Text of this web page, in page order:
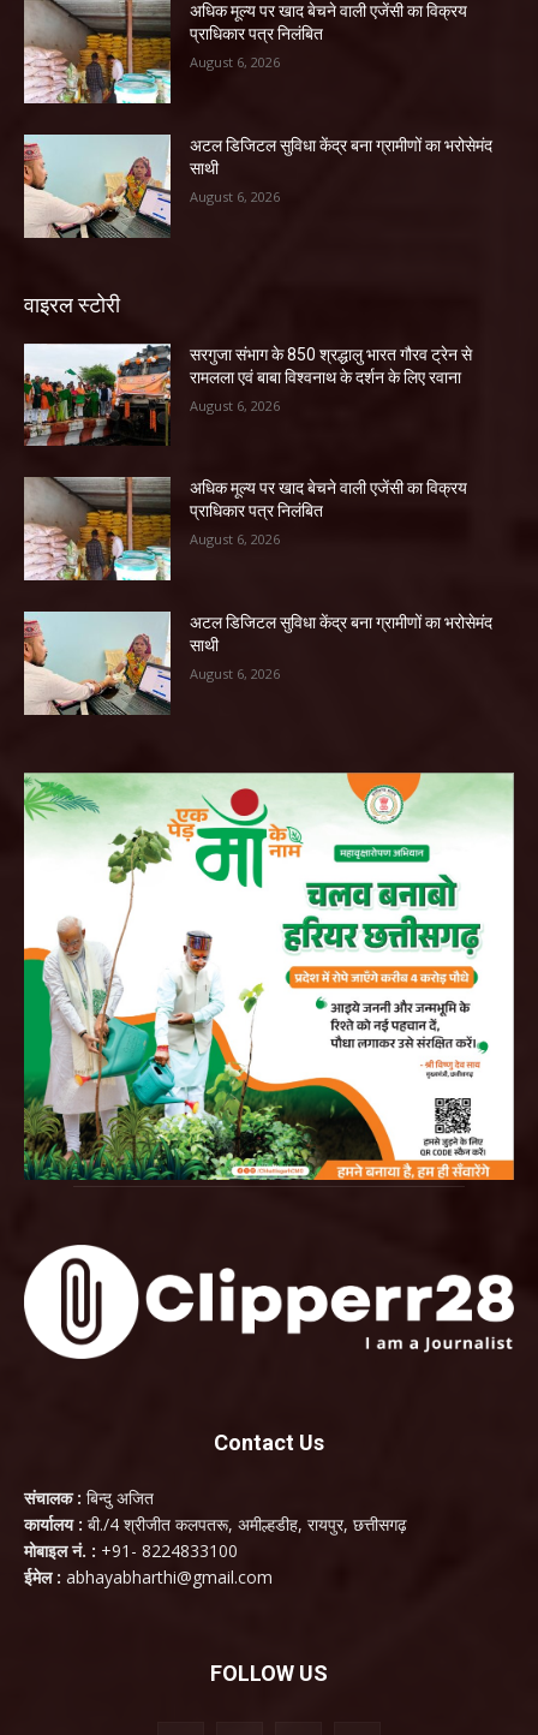
अधिक मूल्य पर खाद बेचने वाली एजेंसी का विक्रय
प्राधिकार पत्र निलंबित
August 6, 2026
अटल डिजिटल सुविधा केंद्र बना ग्रामीणों का भरोसेमंद
साथी
August 6, 2026
वाइरल स्टोरी
सरगुजा संभाग के 850 श्रद्धालु भारत गौरव ट्रेन से
रामलला एवं बाबा विश्वनाथ के दर्शन के लिए रवाना
August 6, 2026
अधिक मूल्य पर खाद बेचने वाली एजेंसी का विक्रय
प्राधिकार पत्र निलंबित
August 6, 2026
अटल डिजिटल सुविधा केंद्र बना ग्रामीणों का भरोसेमंद
साथी
August 6, 2026
Contact Us
संचालक : बिन्दु अजित
कार्यालय : बी./4 श्रीजीत कलपतरू, अमील्हडीह, रायपुर, छत्तीसगढ़
मोबाइल नं. : +91- 8224833100
ईमेल : abhayabharthi@gmail.com
FOLLOW US